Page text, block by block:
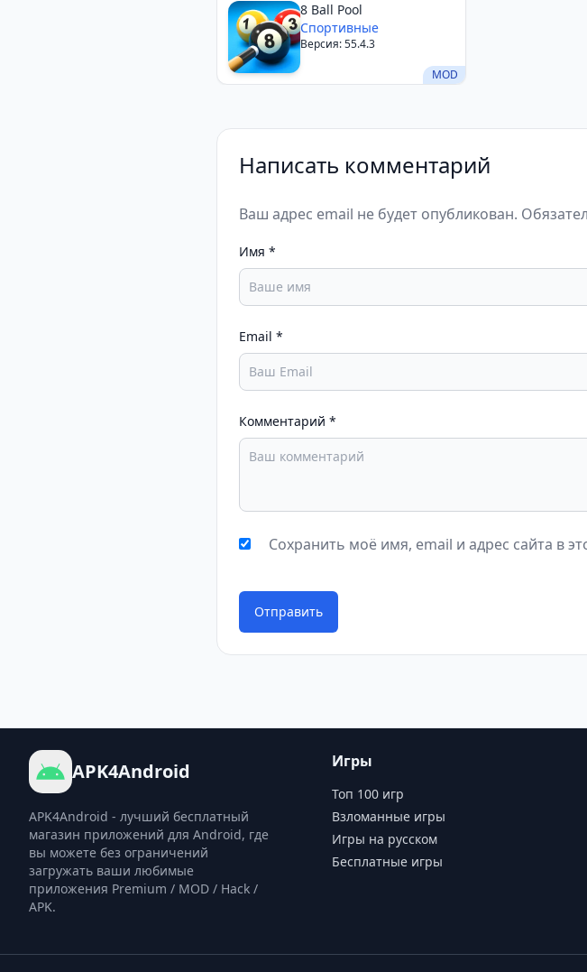
MOD
8 Ball Pool
Спортивные
Версия: 55.4.3
Написать комментарий
Ваш адрес email не будет опубликован.
Имя *
Email *
Комментарий *
Сохранить моё имя, email и адрес сайта в
Отправить
APK4Android
APK4Android - лучший бесплатный
магазин приложений для Android, где
вы можете без ограничений
загружать ваши любимые
приложения Premium / MOD / Hack /
APK.
Игры
Топ 100 игр
Взломанные игры
Игры на русском
Бесплатные игры